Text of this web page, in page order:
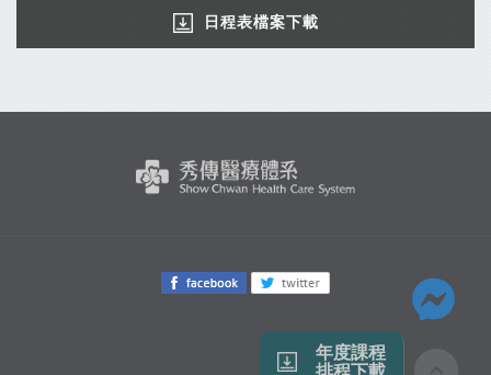
日程表檔案下載
年度課程